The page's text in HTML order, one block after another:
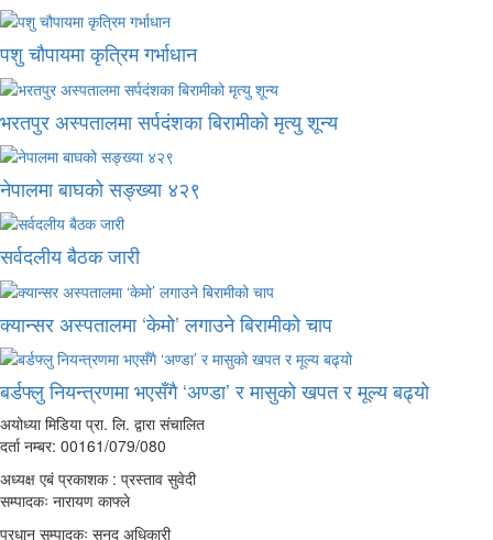
पशु चौपायमा कृत्रिम गर्भाधान
भरतपुर अस्पतालमा सर्पदंशका बिरामीको मृत्यु शून्य
नेपालमा बाघको सङ्ख्या ४२९
सर्वदलीय बैठक जारी
क्यान्सर अस्पतालमा ‘केमो’ लगाउने बिरामीको चाप
बर्डफ्लु नियन्त्रणमा भएसँगै ‘अण्डा’ र मासुको खपत र मूल्य बढ्यो
अयोध्या मिडिया प्रा. लि. द्वारा संचालित
दर्ता नम्बर: 00161/079/080
अध्यक्ष एबं प्रकाशक : प्रस्ताव सुवेदी
सम्पादकः नारायण काफ्ले
प्रधान सम्पादकः सनद अधिकारी